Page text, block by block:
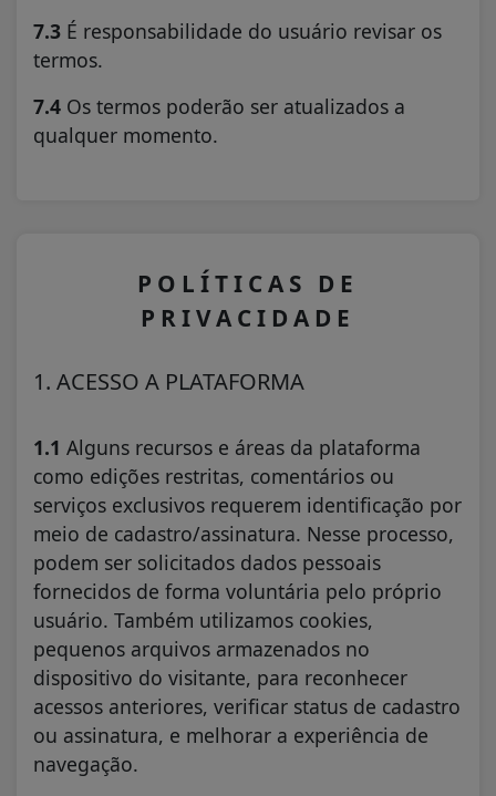
7.3 É responsabilidade do usuário revisar os
termos.
7.4 Os termos poderão ser atualizados a
qualquer momento.
POLÍTICAS DE
PRIVACIDADE
1. ACESSO A PLATAFORMA
1.1 Alguns recursos e áreas da plataforma
como edições restritas, comentários ou
serviços exclusivos requerem identificação por
meio de cadastro/assinatura. Nesse processo,
podem ser solicitados dados pessoais
fornecidos de forma voluntária pelo próprio
usuário. Também utilizamos cookies,
pequenos arquivos armazenados no
dispositivo do visitante, para reconhecer
acessos anteriores, verificar status de cadastro
ou assinatura, e melhorar a experiência de
navegação.